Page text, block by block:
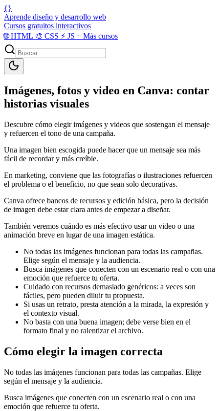
{}
Aprende diseño y desarrollo web
Cursos gratuitos interactivos
🌐HTML 🎨 CSS ⚡ JS + Más cursos
Imágenes, fotos y video en Canva: contar
historias visuales
Descubre cómo elegir imágenes y videos que sostengan el mensaje
y refuercen el tono de una campaña.
Una imagen bien escogida puede hacer que un mensaje sea más
fácil de recordar y más creíble.
En marketing, conviene que las fotografías o ilustraciones refuercen
el problema o el beneficio, no que sean solo decorativas.
Canva ofrece bancos de recursos y edición básica, pero la decisión
de imagen debe estar clara antes de empezar a diseñar.
También veremos cuándo es más efectivo usar un video o una
animación breve en lugar de una imagen estática.
No todas las imágenes funcionan para todas las campañas.
Elige según el mensaje y la audiencia.
Busca imágenes que conecten con un escenario real o con una
emoción que refuerce tu oferta.
Cuidado con recursos demasiado genéricos: a veces son
fáciles, pero pueden diluir tu propuesta.
Si usas un retrato, presta atención a la mirada, la expresión y
el contexto visual.
No basta con una buena imagen; debe verse bien en el
formato final y no ralentizar el archivo.
Cómo elegir la imagen correcta
No todas las imágenes funcionan para todas las campañas. Elige
según el mensaje y la audiencia.
Busca imágenes que conecten con un escenario real o con una
emoción que refuerce tu oferta.